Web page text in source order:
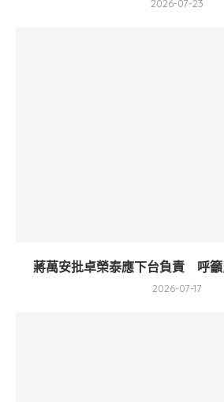
2026-07-23
蔣萬安批卓榮泰應下台負責 呼籲
2026-07-17